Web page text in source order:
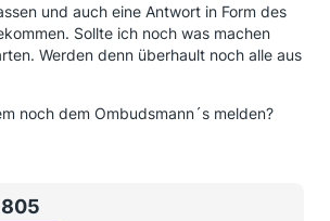
und auch eine Antwort in Form des
Sollte ich noch was machen
Werden denn überhault noch alle aus
noch dem Ombudsmann´s melden?